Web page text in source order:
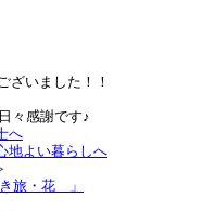
ざいました！！
々感謝です♪
旅・花 」